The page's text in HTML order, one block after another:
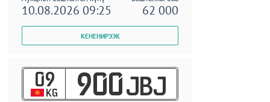
10.08.2026 09:25 62 000
09
KG 900 JBJ